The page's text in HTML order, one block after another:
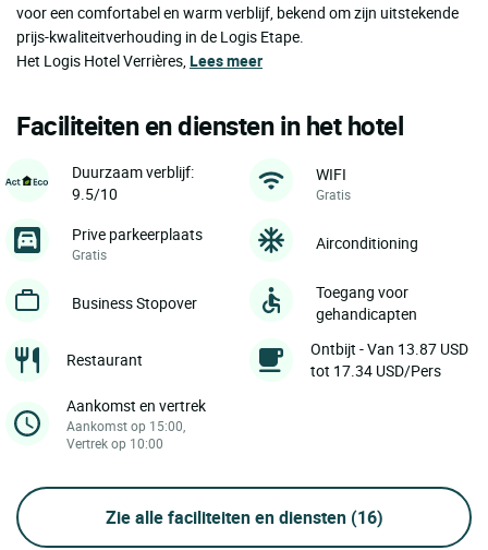
voor een comfortabel en warm verblijf, bekend om zijn uitstekende
prijs-kwaliteitverhouding in de Logis Etape.
Het Logis Hotel Verrières,Lees meer
Faciliteiten en diensten in het hotel
Duurzaam verblijf:
9.5/10
WIFI
Gratis
Prive parkeerplaats
Gratis
Airconditioning
Business Stopover
Toegang voor
gehandicapten
Restaurant
Ontbijt - Van 13.87 USD
tot 17.34 USD/Pers
Aankomst en vertrek
Aankomst op 15:00,
Vertrek op 10:00
Zie alle faciliteiten en diensten (16)